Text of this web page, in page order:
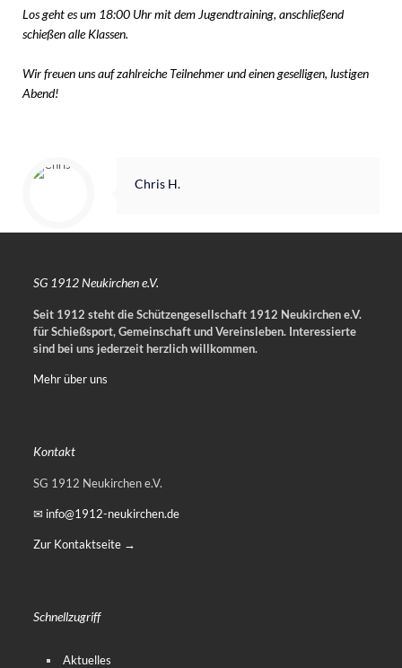
Los geht es um 18:00 Uhr mit dem Jugendtraining, anschließend
schießen alle Klassen.
Wir freuen uns auf zahlreiche Teilnehmer und einen geselligen, lustigen
Abend!
Chris H.
SG 1912 Neukirchen e.V.
Seit 1912 steht die Schützengesellschaft 1912 Neukirchen e.V.
für Schießsport, Gemeinschaft und Vereinsleben. Interessierte
sind bei uns jederzeit herzlich willkommen.
Mehr über uns
Kontakt
SG 1912 Neukirchen e.V.
✉ info@1912-neukirchen.de
Zur Kontaktseite →
Schnellzugriff
Aktuelles